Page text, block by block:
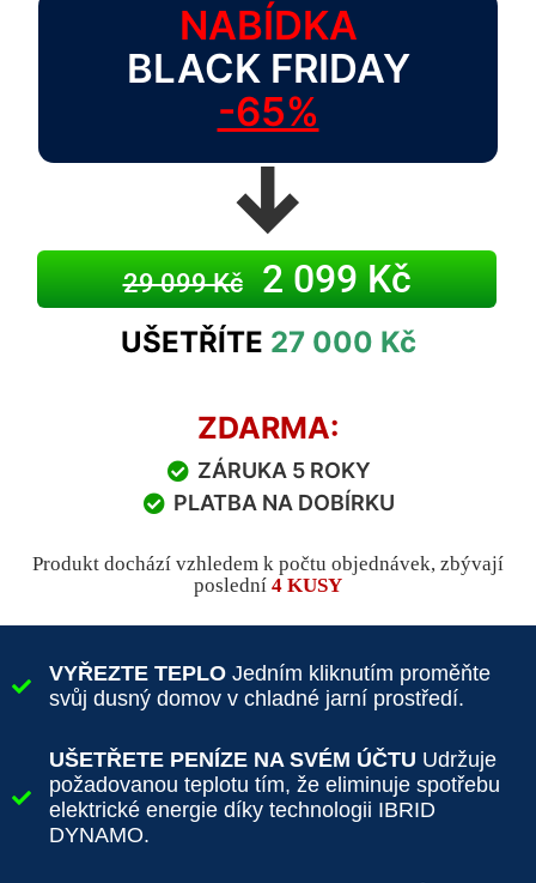
NABÍDKA
BLACK FRIDAY
-65%
↓
29 099 Kč2 099 Kč
UŠETŘÍTE 27 000 Kč
ZDARMA:
ZÁRUKA 5 ROKY
PLATBA NA DOBÍRKU
Produkt dochází vzhledem k počtu objednávek, zbývají
poslední 4 KUSY
VYŘEZTE TEPLO Jedním kliknutím proměňte
svůj dusný domov v chladné jarní prostředí.
UŠETŘETE PENÍZE NA SVÉM ÚČTU Udržuje
požadovanou teplotu tím, že eliminuje spotřebu
elektrické energie díky technologii IBRID
DYNAMO.